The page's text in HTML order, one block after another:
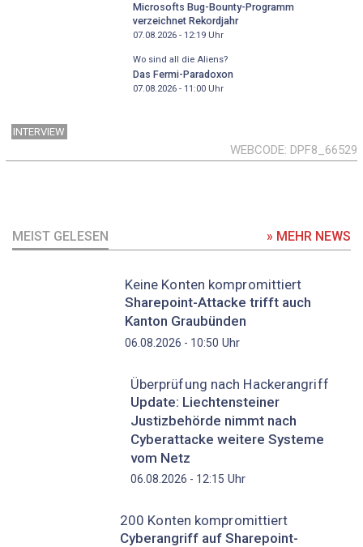
Microsofts Bug-Bounty-Programm
verzeichnet Rekordjahr
07.08.2026 - 12:19Uhr
Wo sind all die Aliens?
Das Fermi-Paradoxon
07.08.2026 - 11:00Uhr
INTERVIEW
WEBCODE DPF8_66529
MEIST GELESEN » MEHR NEWS
Keine Konten kompromittiert
Sharepoint-Attacke trifft auch
Kanton Graubünden
06.08.2026 - 10:50 Uhr
Überprüfung nach Hackerangriff
Update: Liechtensteiner
Justizbehörde nimmt nach
Cyberattacke weitere Systeme
vom Netz
06.08.2026 - 12:15 Uhr
200 Konten kompromittiert
Cyberangriff auf Sharepoint-